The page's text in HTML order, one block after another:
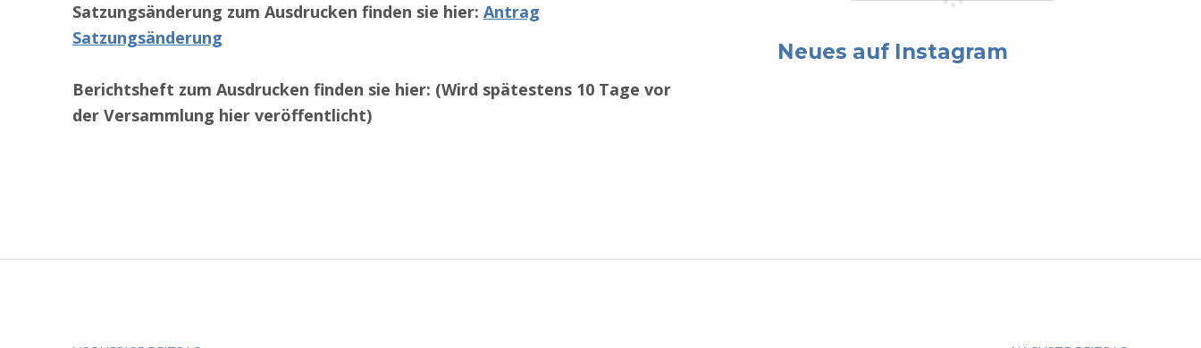
Satzungsänderung zum Ausdrucken finden sie hier: Antrag
Satzungsänderung
Berichtsheft zum Ausdrucken finden sie hier: (Wird spätestens 10 Tage vor
der Versammlung hier veröffentlicht)
Neues auf Instagram
Beitragsnavigation